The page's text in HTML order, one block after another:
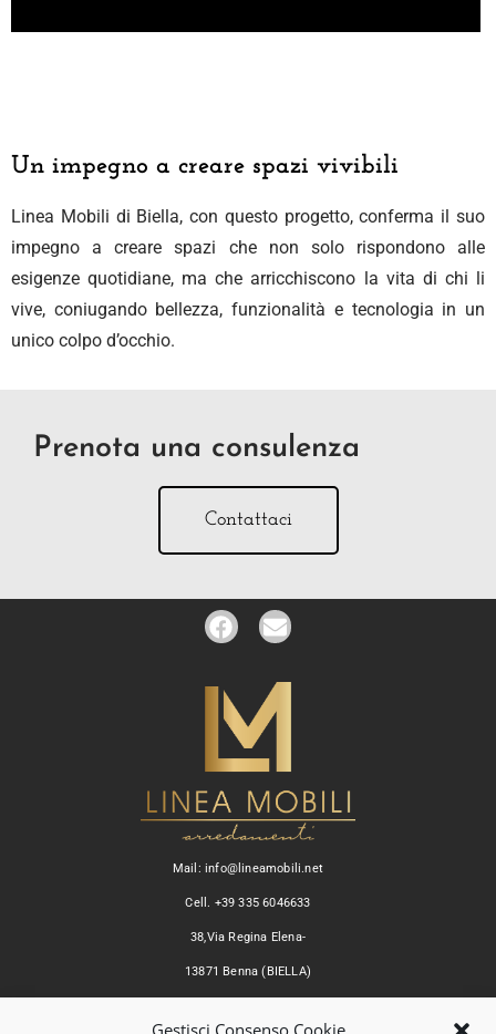
Gestisci Consenso Cookie
Un impegno a creare spazi vivibili
Linea Mobili di Biella, con questo progetto, conferma il suo
impegno a creare spazi che non solo rispondono alle
esigenze quotidiane, ma che arricchiscono la vita di chi li
vive, coniugando bellezza, funzionalità e tecnologia in un
unico colpo d’occhio.
Prenota una consulenza
Contattaci
Mail: info@lineamobili.net
Cell. +39 335 6046633
38,Via Regina Elena-
13871 Benna (BIELLA)